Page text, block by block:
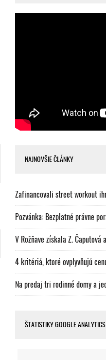
NAJNOVŠIE ČLÁNKY
Zafinancovali street workout
Pozvánka: Bezplatné právne
V Rožňave získala Z.
4 kritériá, ktoré ovplyvňujú
Na predaj tri rodinné domy a
ŠTATISTIKY GOOGLE ANALYTICS